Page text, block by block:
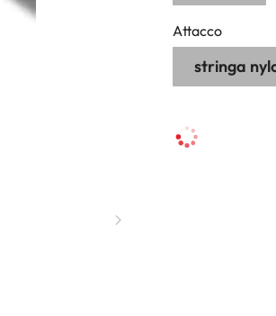
Attacco
stringa